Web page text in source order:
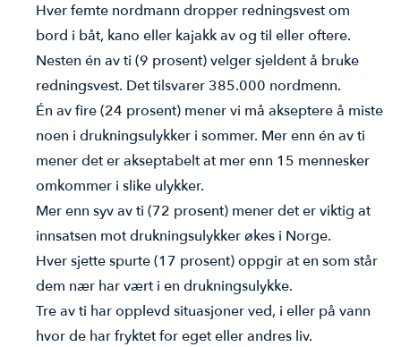
Hver femte nordmann dropper redningsvest om
bord i båt, kano eller kajakk av og til eller oftere.
Nesten én av ti (9 prosent) velger sjeldent å bruke
redningsvest. Det tilsvarer 385.000 nordmenn.
Én av fire (24 prosent) mener vi må akseptere å miste
noen i drukningsulykker i sommer. Mer enn én av ti
mener det er akseptabelt at mer enn 15 mennesker
omkommer i slike ulykker.
Mer enn syv av ti (72 prosent) mener det er viktig at
innsatsen mot drukningsulykker økes i Norge.
Hver sjette spurte (17 prosent) oppgir at en som står
dem nær har vært i en drukningsulykke.
Tre av ti har opplevd situasjoner ved, i eller på vann
hvor de har fryktet for eget eller andres liv.